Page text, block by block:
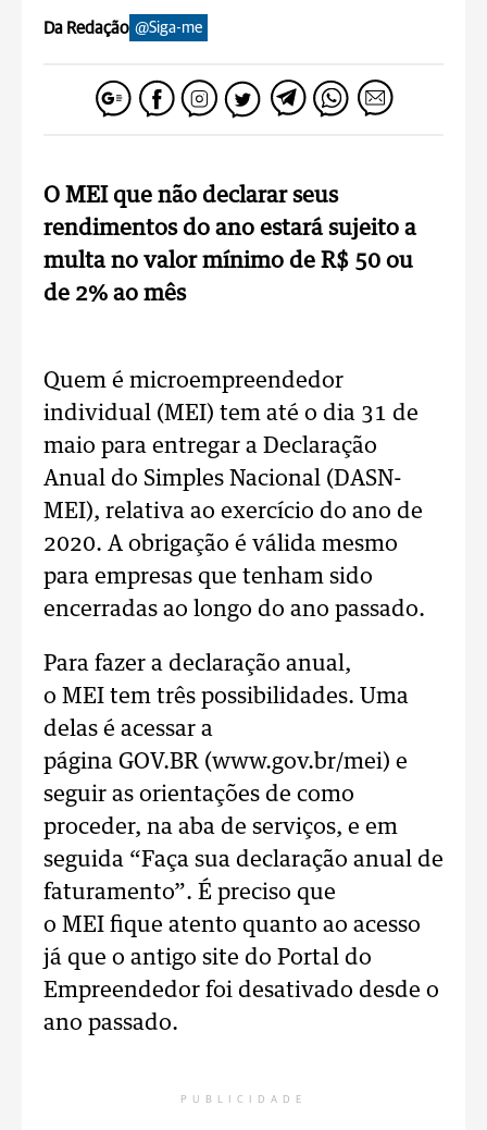
Da Redação @Siga-me
O MEI que não declarar seus
rendimentos do ano estará sujeito a
multa no valor mínimo de R$ 50 ou
de 2% ao mês
Quem é microempreendedor
individual (MEI) tem até o dia 31 de
maio para entregar a Declaração
Anual do Simples Nacional (DASN-
MEI), relativa ao exercício do ano de
2020. A obrigação é válida mesmo
para empresas que tenham sido
encerradas ao longo do ano passado.
Para fazer a declaração anual,
o MEI tem três possibilidades. Uma
delas é acessar a
página GOV.BR (www.gov.br/mei) e
seguir as orientações de como
proceder, na aba de serviços, e em
seguida “Faça sua declaração anual de
faturamento”. É preciso que
o MEI fique atento quanto ao acesso
já que o antigo site do Portal do
Empreendedor foi desativado desde o
ano passado.
PUBLICIDADE